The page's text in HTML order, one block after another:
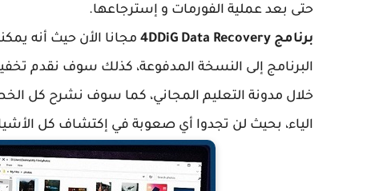
حتى بعد عملية الفورمات و إسترجاعها.
برنامج 4DDiG Data Recovery
البرنامج إلى النسخة المدفوعة، كذلك سوف نقدم
خلال مدونة التعليم المجاني، كما سوف نشرح كل
الياء، بحيث لن تجدوا أي صعوبة في إكتشاف كل